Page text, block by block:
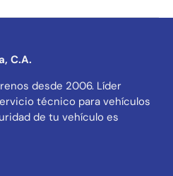
C.A.
desde 2006. Líder
técnico para vehículos
de tu vehículo es